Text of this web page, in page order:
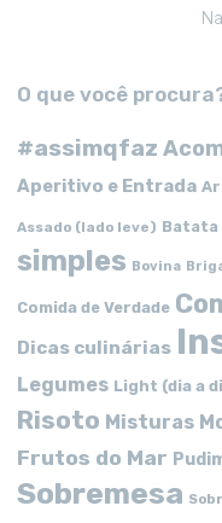
O que você
#assimqfaz
Aperitivo e Entrada
Assado (lado leve) Batata
simples
Bovina
Comida de Verdade
Dicas culinárias
Legumes Light (dia a
Risoto Misturas
Frutos do Mar
Sobremesa